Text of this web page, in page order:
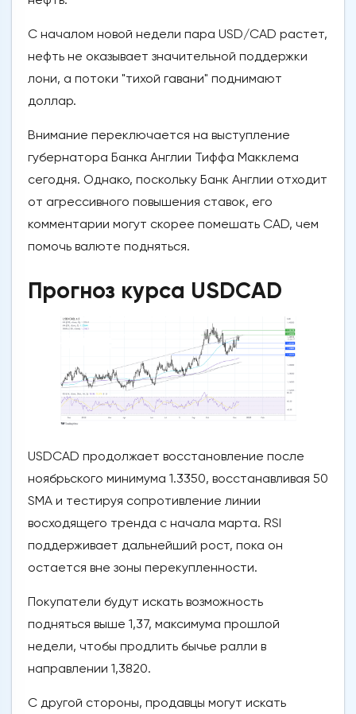
С началом новой недели пара USD/CAD растет,
нефть не оказывает значительной поддержки
лони, а потоки "тихой гавани" поднимают
доллар.
Внимание переключается на выступление
губернатора Банка Англии Тиффа Макклема
сегодня. Однако, поскольку Банк Англии отходит
от агрессивного повышения ставок, его
комментарии могут скорее помешать CAD, чем
помочь валюте подняться.
Прогноз курса USDCAD
USDCAD продолжает восстановление после
ноябрьского минимума 1.3350, восстанавливая 50
SMA и тестируя сопротивление линии
восходящего тренда с начала марта. RSI
поддерживает дальнейший рост, пока он
остается вне зоны перекупленности.
Покупатели будут искать возможность
подняться выше 1,37, максимума прошлой
недели, чтобы продлить бычье ралли в
направлении 1,3820.
С другой стороны, продавцы могут искать